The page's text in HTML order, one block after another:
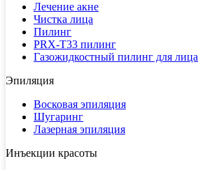
Лечение акне
Чистка лица
Пилинг
PRX-T33 пилинг
Газожидкостный пилинг для лица
Эпиляция
Восковая эпиляция
Шугаринг
Лазерная эпиляция
Инъекции красоты